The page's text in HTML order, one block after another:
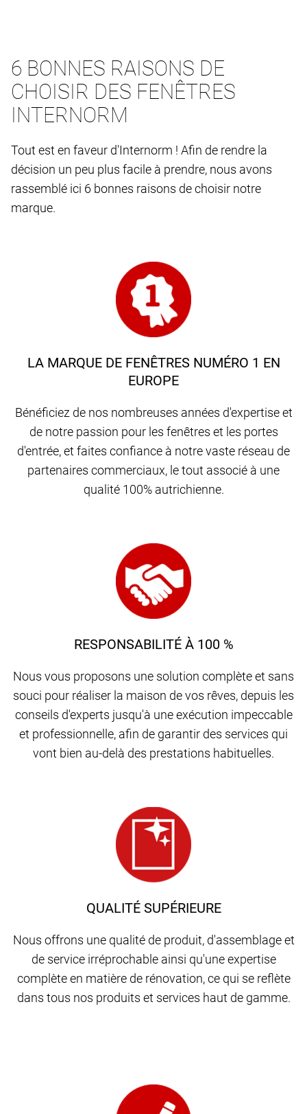
6 BONNES RAISONS DE
CHOISIR DES FENÊTRES
INTERNORM
Tout est en faveur d'Internorm ! Afin de rendre la
décision un peu plus facile à prendre, nous avons
rassemblé ici 6 bonnes raisons de choisir notre
marque.
LA MARQUE DE FENÊTRES NUMÉRO 1 EN
EUROPE
Bénéficiez de nos nombreuses années d'expertise et
de notre passion pour les fenêtres et les portes
d'entrée, et faites confiance à notre vaste réseau de
partenaires commerciaux, le tout associé à une
qualité 100% autrichienne.
QUALITÉ SUPÉRIEURE
Nous offrons une qualité de produit, d'assemblage et
de service irréprochable ainsi qu'une expertise
complète en matière de rénovation, ce qui se reflète
dans tous nos produits et services haut de gamme.
RESPONSABILITÉ À 100 %
Nous vous proposons une solution complète et sans
souci pour réaliser la maison de vos rêves, depuis les
conseils d'experts jusqu'à une exécution impeccable
et professionnelle, afin de garantir des services qui
vont bien au-delà des prestations habituelles.